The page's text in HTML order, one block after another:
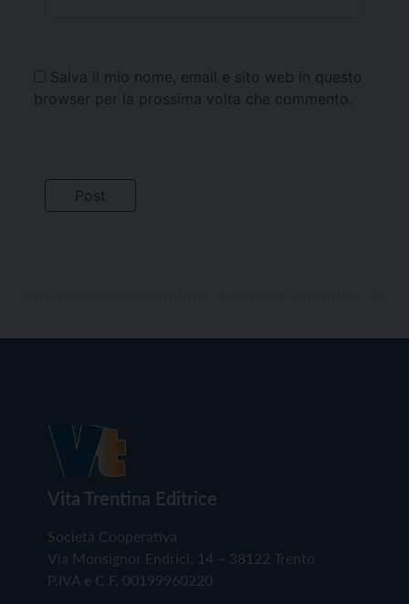
Salva il mio nome, email e sito web in questo
browser per la prossima volta che commento.
Vita Trentina Editrice
Società Cooperativa
Via Monsignor Endrici, 14 – 38122 Trento
P.IVA e C.F. 00199960220